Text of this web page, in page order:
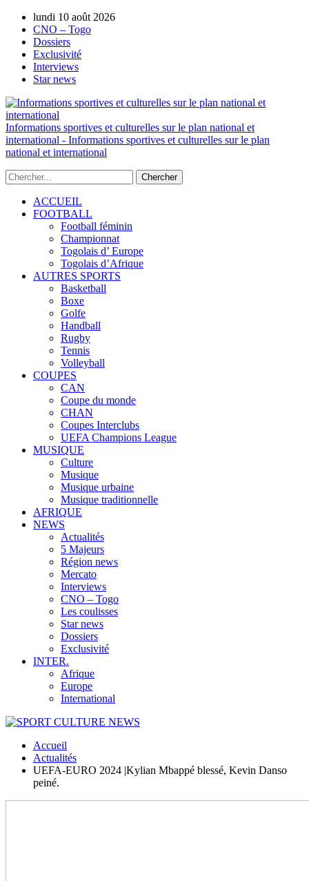
lundi 10 août 2026
CNO – Togo
Dossiers
Exclusivité
Interviews
Star news
Informations sportives et culturelles sur le plan national et
international - Informations sportives et culturelles sur le plan
national et international
ACCUEIL
FOOTBALL
Football féminin
Championnat
Togolais d’ Europe
Togolais d’Afrique
AUTRES SPORTS
Basketball
Boxe
Golfe
Handball
Rugby
Tennis
Volleyball
COUPES
CAN
Coupe du monde
CHAN
Coupes Interclubs
UEFA Champions League
MUSIQUE
Culture
Musique
Musique urbaine
Musique traditionnelle
AFRIQUE
NEWS
Actualités
5 Majeurs
Région news
Mercato
Interviews
CNO – Togo
Les coulisses
Star news
Dossiers
Exclusivité
INTER.
Afrique
Europe
International
Accueil
Actualités
UEFA-EURO 2024 |Kylian Mbappé blessé, Kevin Danso
peiné.
AUTORISATION DE LA HAAC N°0134/HAAC/